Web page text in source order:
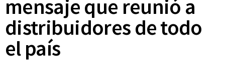
mensaje que reunió a
distribuidores de todo
el país